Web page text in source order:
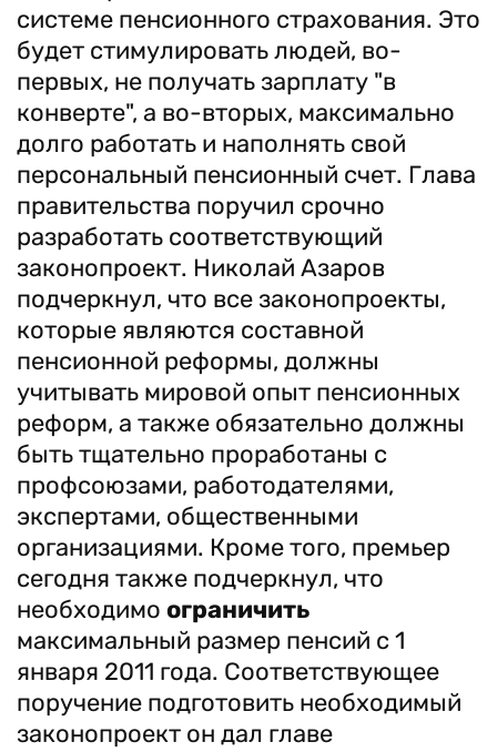
системе пенсионного страхования. Это
будет стимулировать людей, во-
первых, не получать зарплату "в
конверте", а во-вторых, максимально
долго работать и наполнять свой
персональный пенсионный счет. Глава
правительства поручил срочно
разработать соответствующий
законопроект. Николай Азаров
подчеркнул, что все законопроекты,
которые являются составной
пенсионной реформы, должны
учитывать мировой опыт пенсионных
реформ, а также обязательно должны
быть тщательно проработаны с
профсоюзами, работодателями,
экспертами, общественными
организациями. Кроме того, премьер
сегодня также подчеркнул, что
необходимо ограничить
максимальный размер пенсий с 1
января 2011 года. Соответствующее
поручение подготовить необходимый
законопроект он дал главе